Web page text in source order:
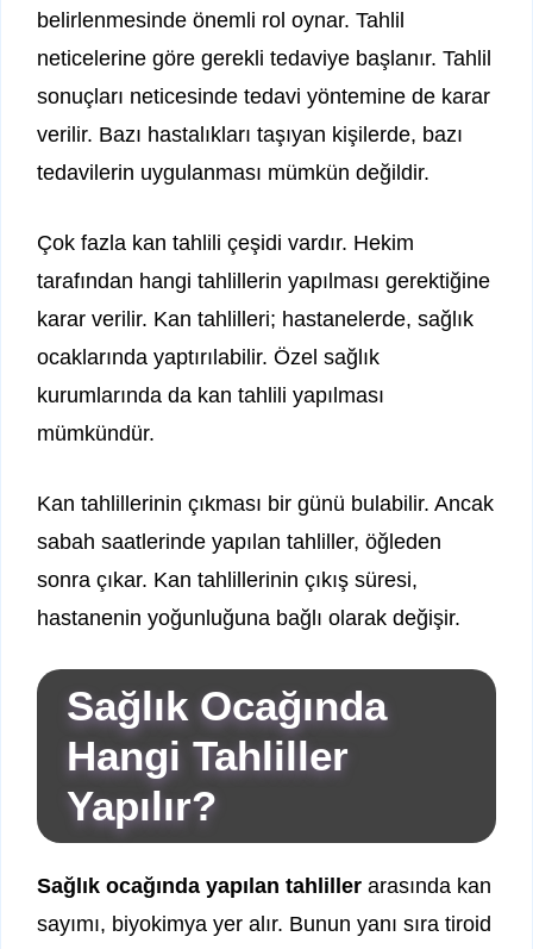
belirlenmesinde önemli rol oynar. Tahlil
neticelerine göre gerekli tedaviye başlanır. Tahlil
sonuçları neticesinde tedavi yöntemine de karar
verilir. Bazı hastalıkları taşıyan kişilerde, bazı
tedavilerin uygulanması mümkün değildir.
Çok fazla kan tahlili çeşidi vardır. Hekim
tarafından hangi tahlillerin yapılması gerektiğine
karar verilir. Kan tahlilleri; hastanelerde, sağlık
ocaklarında yaptırılabilir. Özel sağlık
kurumlarında da kan tahlili yapılması
mümkündür.
Kan tahlillerinin çıkması bir günü bulabilir. Ancak
sabah saatlerinde yapılan tahliller, öğleden
sonra çıkar. Kan tahlillerinin çıkış süresi,
hastanenin yoğunluğuna bağlı olarak değişir.
Sağlık Ocağında
Hangi Tahliller
Yapılır?
Sağlık ocağında yapılan tahliller arasında kan
sayımı, biyokimya yer alır. Bunun yanı sıra tiroid